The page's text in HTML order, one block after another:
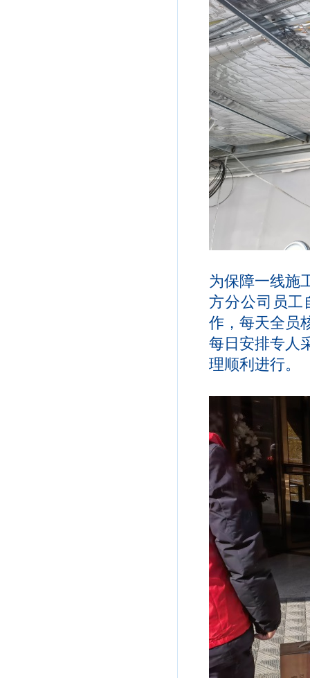
为保障一线施
方分公司员工
作，每天全员
每日安排专人
理顺利进行。